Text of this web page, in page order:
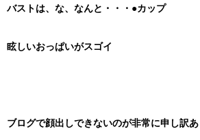
バストは、な、なんと・・・●カップ
眩しいおっぱいがスゴイ
ブログで顔出しできないのが非常に申し訳